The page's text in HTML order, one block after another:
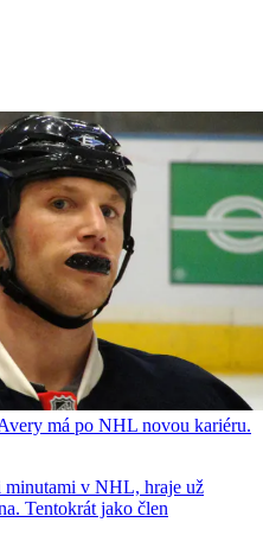
má po NHL novou kariéru.
minutami v NHL, hraje už
Tentokrát jako člen